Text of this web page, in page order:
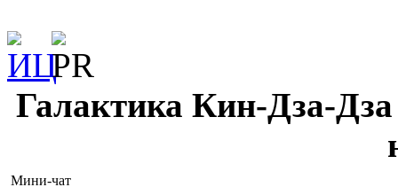
Галактика Кин-Дза-Дза
Мини-чат